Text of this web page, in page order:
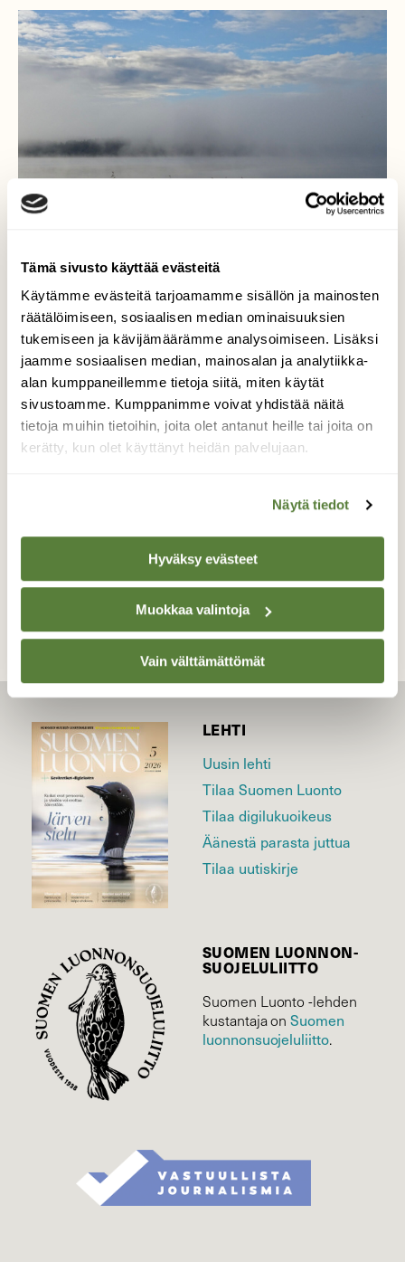
Tämä sivusto käyttää evästeitä
Käytämme evästeitä tarjoamamme sisällön ja mainosten
räätälöimiseen, sosiaalisen median ominaisuuksien
tukemiseen ja kävijämäärämme analysoimiseen. Lisäksi
jaamme sosiaalisen median, mainosalan ja analytiikka-
alan kumppaneillemme tietoja siitä, miten käytät
sivustoamme. Kumppanimme voivat yhdistää näitä
tietoja muihin tietoihin, joita olet antanut heille tai joita on
kerätty, kun olet käyttänyt heidän palvelujaan.
Näytä tiedot
Hyväksy evästeet
Muokkaa valintoja
Vain välttämättömät
Näkymä hieman
selkiintynyt
Tunnelmallinen sumu Saimaan yllä hälvenee
hissukseen.
TAKAISIN LISTAAN
LEHTI
Uusin lehti
Tilaa Suomen Luonto
Tilaa digilukuoikeus
Äänestä parasta juttua
Tilaa uutiskirje
SUOMEN LUONNON­
SUOJELU­LIITTO
Suomen Luonto -lehden
kustantaja onSuomen
luonnonsuojelu­liitto.